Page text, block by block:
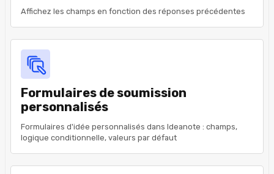
Affichez les champs en fonction des réponses précédentes
Formulaires de soumission
personnalisés
Formulaires d'idée personnalisés dans Ideanote : champs,
logique conditionnelle, valeurs par défaut